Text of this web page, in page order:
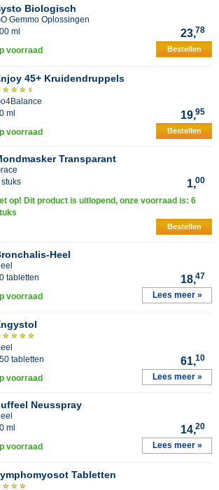
Biologisch
Gemmo Oplossingen
ml
23,78
voorraad Bestellen
45+ Kruidendruppels
ml
19,95
voorraad Bestellen
Transparant
stuks
1,00
op! Dit product is uitlopend, onze voorraad is: 6
Bestellen
Heel
tabletten
18,47
voorraad Lees meer »
tabletten
61,10
voorraad Lees meer »
Neusspray
ml
14,20
voorraad Lees meer »
Tabletten